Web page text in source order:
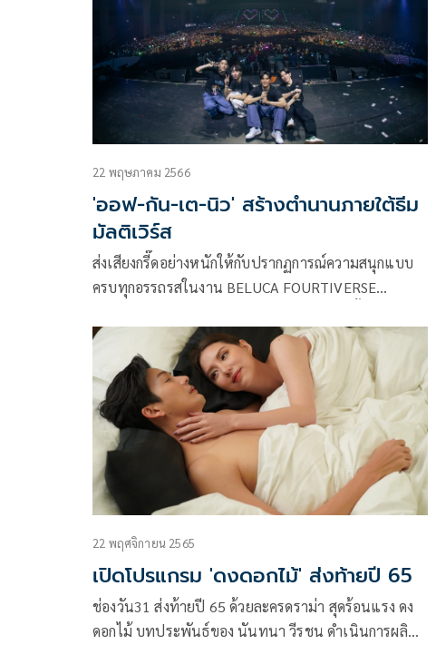
ฝั่งเกาหลีและไทยเอาไว้ในงานเดียว เรียกได้ว่าสร้างความ
ประทับใจพร้อมเรียกเสียงกรี๊ดจากเหล่าแฟนคลับได้อย่าง
ท่วมท้น
22 พฤษภาคม 2566
'ออฟ-กัน-เต-นิว' สร้างตำนานภายใต้ธีม
มัลติเวิร์ส
ส่งเสียงกรี๊ดอย่างหนักให้กับปรากฏการณ์ความสนุกแบบ
ครบทุกอรรถรสในงาน BELUCA FOURTIVERSE
ประเทศไทยของ 4 นักแสดงสุดฮอต ออฟ-จุมพล อดุลกิตติ
พร, กัน-อรรถพันธ์ พูลสวัสดิ์, เต-ตะวัน วิหครัตน์, นิว-ฐิติ
ภูมิ เตชะอภัยคุณ จัดเต็มภายใต้ธีมมัลติเวิร์สที่อัดแน่นไป
ด้วยโชว์สุดเอ็กซ์คลูซีฟ ตื่นตาตื่นใจ ทั้งร้องเล่นเต้นบน
เวทีแสงสีเสียงตระการตา และเสิร์ฟโมเมนต์ดีต่อใจ
22 พฤศจิกายน 2565
เปิดโปรแกรม 'ดงดอกไม้' ส่งท้ายปี 65
ช่องวัน31 ส่งท้ายปี 65 ด้วยละครดราม่า สุดร้อนแรง ดง
ดอกไม้ บทประพันธ์ของ นันทนา วีรชน ดำเนินการผลิต